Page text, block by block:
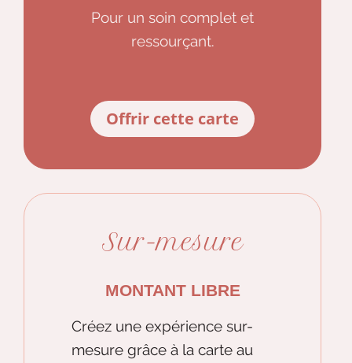
Pour un soin complet et
ressourçant.
Offrir cette carte
Sur-mesure
MONTANT LIBRE
Créez une expérience sur-
mesure grâce à la carte au